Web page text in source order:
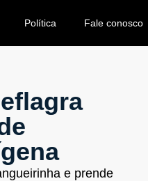
Política Fale conosco
e prende